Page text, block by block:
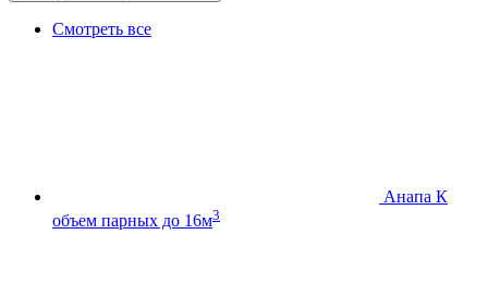
Смотреть все
Анапа К
объем парных до 16м3